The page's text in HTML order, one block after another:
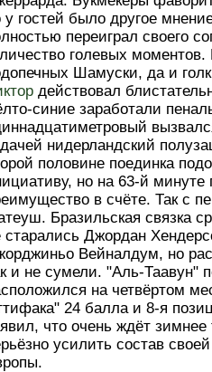
у гостей было другое
переиграл своего
голевых
Шамуски, да и
действовал
синие заработали
нидерландский
половине поединка
но на 63-й минуте
в счёте. Так с
Бразильская связка
старались Джордан
Вейналдум, но
и не сумели. "Аль-Таавун"
на четвёртом
24 балла и 8-я
что очень ждёт
усилить состав